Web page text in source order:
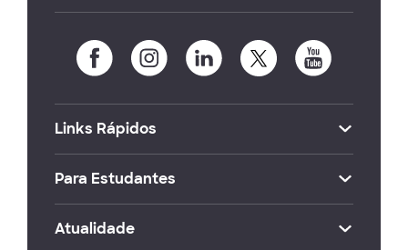
Links Rápidos
Para Estudantes
Atualidade